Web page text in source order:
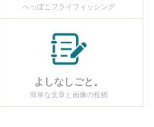
へっぽこフライフィッシング
よしなしごと。
簡単な文章と画像の投稿